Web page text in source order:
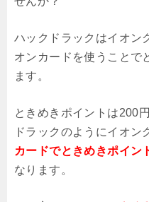
ハックドラックはイオン
オンカードを使うことで
ます。
ときめきポイントは200
ドラックのようにイオン
カードでときめきポイン
なります。